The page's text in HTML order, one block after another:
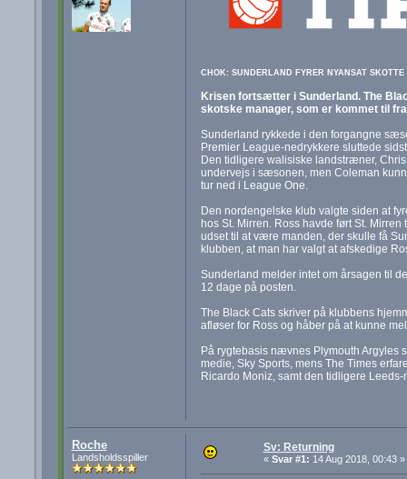
CHOK: SUNDERLAND FYRER NYANSAT
Krisen fortsætter i Sunderland. The
skotske manager, som er kommet til
Sunderland rykkede i den forgangne
Premier League-nedrykkere sluttede
Den tidligere walisiske landstræner,
undervejs i sæsonen, men Coleman
tur ned i League One.
Den nordengelske klub valgte siden at
hos St. Mirren. Ross havde ført St.
udset til at være manden, der skulle få
klubben, at man har valgt at afskedige
Sunderland melder intet om årsagen til
12 dage på posten.
The Black Cats skriver på klubbens
afløser for Ross og håber på at kunne
På rygtebasis nævnes Plymouth Argyles
medie, Sky Sports, mens The Times
Ricardo Moniz, samt den tidligere
Roche
Landsholdsspiller
Sv: Returning
« Svar #1: 14 Aug 2018, 00:43 »